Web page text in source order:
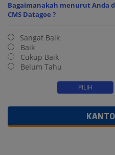
Bagaimanakah menurut Anda
CMS Datagoe ?
Sangat Baik
Baik
Cukup Baik
Belum Tahu